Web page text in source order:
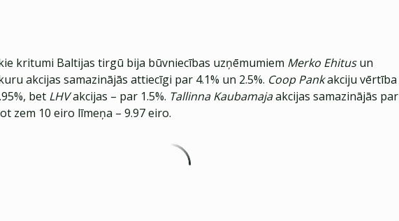
kritumi Baltijas tirgū bija būvniecības uzņēmumiem Merko Ehitusun
akcijas samazinājās attiecīgi par 4.1% un 2.5%. Coop Pankakciju vērtība
bet LHVakcijas – par 1.5%. Tallinna Kaubamajaakcijas samazinājās par
zem 10 eiro līmeņa – 9.97 eiro.